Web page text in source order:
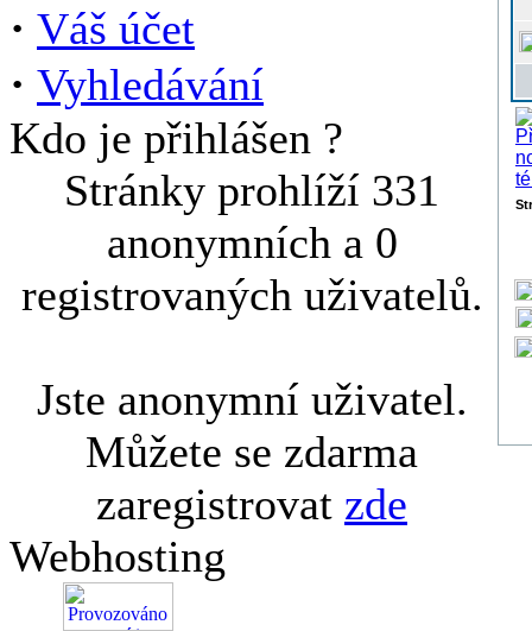
· Váš účet
· Vyhledávání
Kdo je přihlášen ?
Stránky prohlíží 331
anonymních a 0
registrovaných uživatelů.
Jste anonymní uživatel.
Můžete se zdarma
zaregistrovat zde
Webhosting